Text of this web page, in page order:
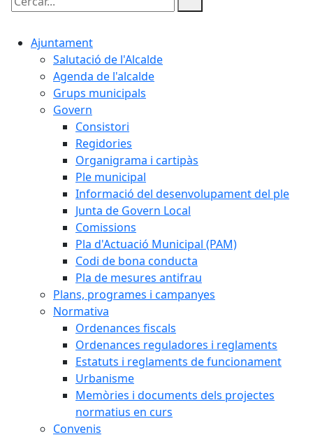
Cercar:
Ajuntament
Salutació de l'Alcalde
Agenda de l'alcalde
Grups municipals
Govern
Consistori
Regidories
Organigrama i cartipàs
Ple municipal
Informació del desenvolupament del ple
Junta de Govern Local
Comissions
Pla d'Actuació Municipal (PAM)
Codi de bona conducta
Pla de mesures antifrau
Plans, programes i campanyes
Normativa
Ordenances fiscals
Ordenances reguladores i reglaments
Estatuts i reglaments de funcionament
Urbanisme
Memòries i documents dels projectes
normatius en curs
Convenis